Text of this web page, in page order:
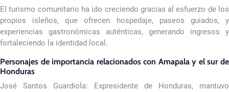
El turismo comunitario ha ido creciendo gracias al esfuerzo de los
propios isleños, que ofrecen hospedaje, paseos guiados, y
experiencias gastronómicas auténticas, generando ingresos y
fortaleciendo la identidad local.
Personajes de importancia relacionados con Amapala y el sur de
Honduras
José Santos Guardiola: Expresidente de Honduras, mantuvo